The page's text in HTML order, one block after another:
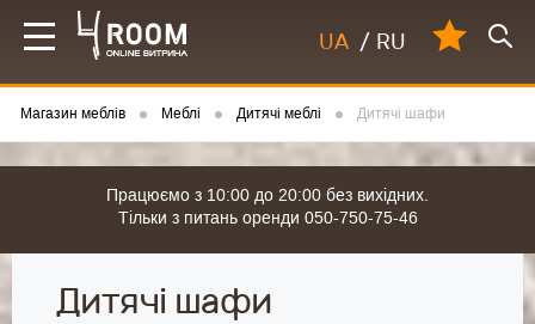
UA / RU
Магазин меблів Меблі Дитячі меблі Дитячі шафи
Працюємо з 10:00 до 20:00 без вихідних.
Тільки з питань оренди 050-750-75-46
Дитячі шафи